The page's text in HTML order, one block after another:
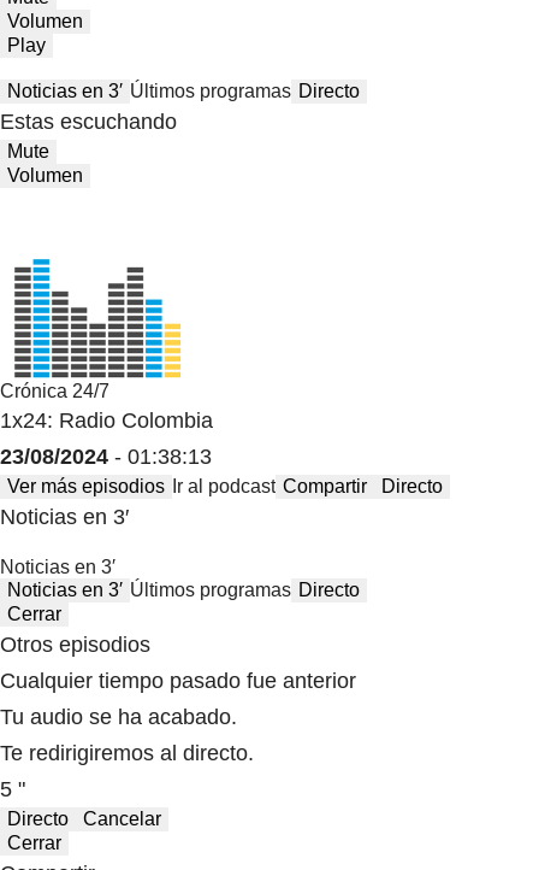
Volumen
Play
Noticias en 3′ Últimos programas Directo
Estas escuchando
Mute
Volumen
Crónica 24/7
1x24: Radio Colombia
23/08/2024 - 01:38:13
Ver más episodios Ir al podcast Compartir Directo
Noticias en 3′
Noticias en 3′
Noticias en 3′ Últimos programas Directo
Cerrar
Otros episodios
Cualquier tiempo pasado fue anterior
Tu audio se ha acabado.
Te redirigiremos al directo.
5 "
Directo
Cancelar
Cerrar